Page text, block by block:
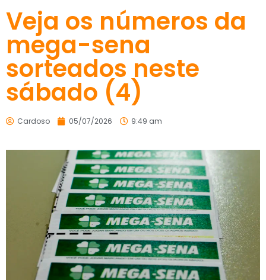
Veja os números da
mega-sena
sorteados neste
sábado (4)
Cardoso 05/07/2026 9:49 am